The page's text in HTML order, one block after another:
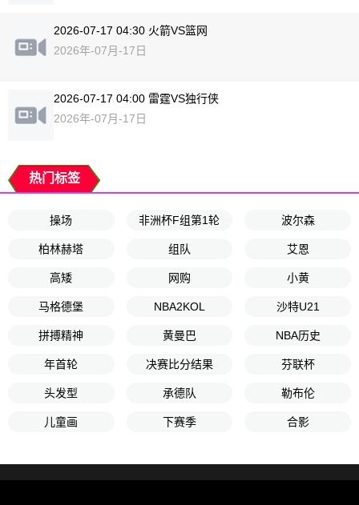
2026-07-17 04:30 火箭VS篮网
2026年-07月-17日
2026-07-17 04:00 雷霆VS独行侠
2026年-07月-17日
热门标签
操场 非洲杯F组第1轮 波尔森
柏林赫塔 组队 艾恩
高矮 网购 小黄
马格德堡 NBA2KOL 沙特U21
拼搏精神 黄曼巴 NBA历史
年首轮 决赛比分结果 芬联杯
头发型 承德队 勒布伦
儿童画 下赛季 合影